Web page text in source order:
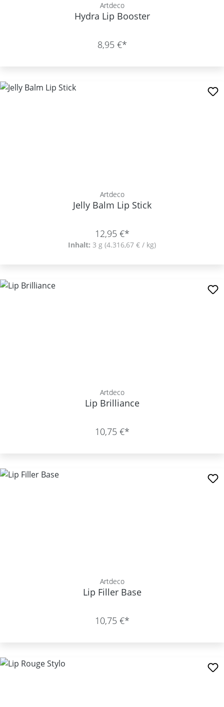
Artdeco
Hydra Lip Booster
8,95 €*
Artdeco
Jelly Balm Lip Stick
12,95 €*
Inhalt: 3 g (4.316,67 € / kg)
Artdeco
Lip Brilliance
10,75 €*
Artdeco
Lip Filler Base
10,75 €*